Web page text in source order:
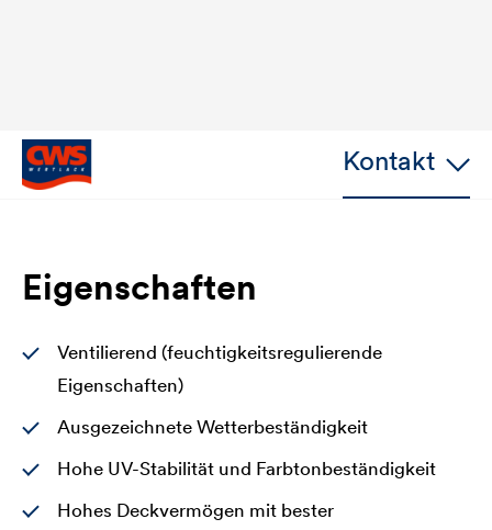
Kontakt
Eigenschaften
Ventilierend (feuchtigkeitsregulierende
Eigenschaften)
Ausgezeichnete Wetterbeständigkeit
Hohe UV-Stabilität und Farbtonbeständigkeit
Hohes Deckvermögen mit bester